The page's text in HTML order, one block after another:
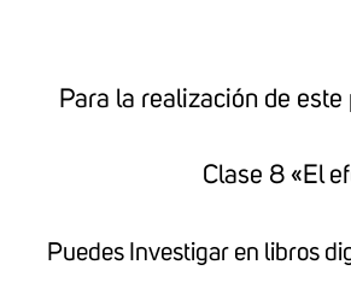
Para la realización de
Clase 8 «El
Puedes Investigar en libros